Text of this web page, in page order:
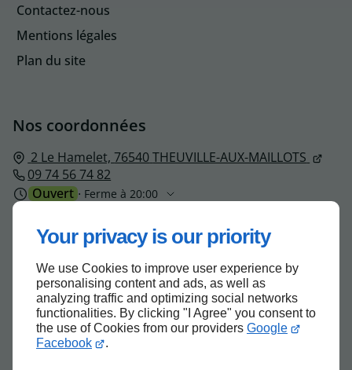
Your privacy is our priority
We use Cookies to improve user experience by
personalising content and ads, as well as
analyzing traffic and optimizing social networks
functionalities. By clicking "I Agree" you consent to
the use of Cookies from our providers Google
Facebook
.
Contactez-nous
Mentions légales
Plan du site
Nos coordonnées
2 Le Hamelet,76540THEUVILLE-AUX-MAILLOTS
09 74 56 74 82
Ouvert ⋅ Ferme à 20:00
Haut de page